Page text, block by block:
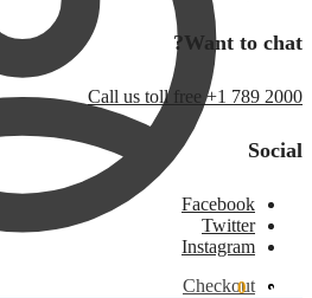
Checkout
Want to chat?
Call us toll free +1 789 2000
Social
Facebook
Twitter
Instagram
تومان ۰ 0